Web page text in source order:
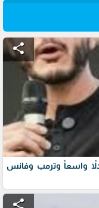
share
واسعاً وترمب وفانس
share